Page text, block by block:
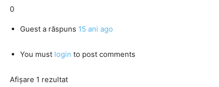
0
Guest a răspuns 15 ani ago
You must login to post comments
Afișare 1 rezultat